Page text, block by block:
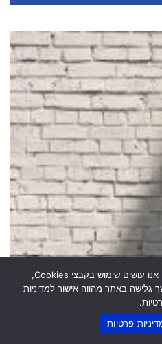
לשם חוויית שימוש נוחה ובטוחה אנו עושים שימוש בקבצי Cookies,
גלישה באתר מהווה אישור למדיניות
פרטיות